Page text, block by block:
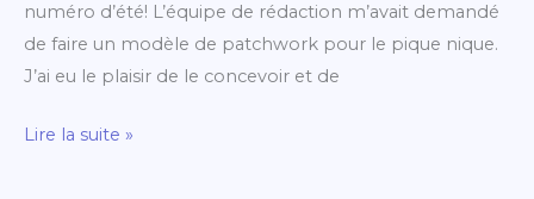
numéro d’été! L’équipe de rédaction m’avait demandé
de faire un modèle de patchwork pour le pique nique.
J’ai eu le plaisir de le concevoir et de
pique-
nique
Lire la suite »